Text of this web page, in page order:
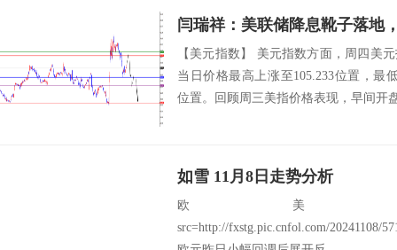
闫瑞祥：美联储降息靴子落地
【美元指数】 美元指数方面，周四美
当日价格最高上涨至105.233位置，最
位置。回顾周三美指价格表现，早间开
如雪 11月8日走势分析
欧美：
src=http://fxstg.pic.cnfol.com/20241108/